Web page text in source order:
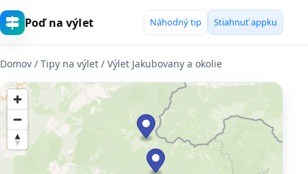
Poď na výlet Náhodný tip Stiahnuť appku
Domov / Tipy na výlet / Výlet Jakubovany a okolie